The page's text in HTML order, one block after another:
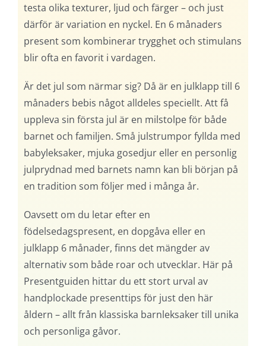
testa olika texturer, ljud och färger – och just
därför är variation en nyckel. En 6 månaders
present som kombinerar trygghet och stimulans
blir ofta en favorit i vardagen.
Är det jul som närmar sig? Då är en julklapp till 6
månaders bebis något alldeles speciellt. Att få
uppleva sin första jul är en milstolpe för både
barnet och familjen. Små julstrumpor fyllda med
babyleksaker, mjuka gosedjur eller en personlig
julprydnad med barnets namn kan bli början på
en tradition som följer med i många år.
Oavsett om du letar efter en
födelsedagspresent, en dopgåva eller en
julklapp 6 månader, finns det mängder av
alternativ som både roar och utvecklar. Här på
Presentguiden hittar du ett stort urval av
handplockade presenttips för just den här
åldern – allt från klassiska barnleksaker till unika
och personliga gåvor.